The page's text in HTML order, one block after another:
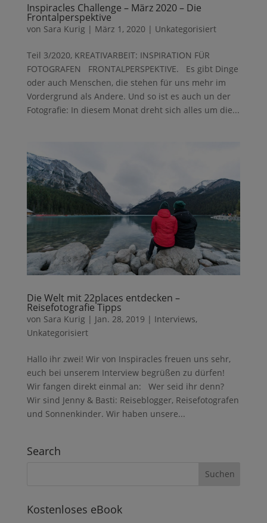
Inspiracles Challenge – März 2020 – Die
Frontalperspektive
von Sara Kurig | März 1, 2020 | Unkategorisiert
Teil 3/2020, KREATIVARBEIT: INSPIRATION FÜR
FOTOGRAFEN FRONTALPERSPEKTIVE. Es gibt Dinge
oder auch Menschen, die stehen für uns mehr im
Vordergrund als Andere. Und so ist es auch un der
Fotografie: In diesem Monat dreht sich alles um die...
Die Welt mit 22places entdecken –
Reisefotografie Tipps
von Sara Kurig | Jan. 28, 2019 | Interviews,
Unkategorisiert
Hallo ihr zwei! Wir von Inspiracles freuen uns sehr,
euch bei unserem Interview begrüßen zu dürfen!
Wir fangen direkt einmal an: Wer seid ihr denn?
Wir sind Jenny & Basti: Reiseblogger, Reisefotografen
und Sonnenkinder. Wir haben unsere...
Search
Kostenloses eBook